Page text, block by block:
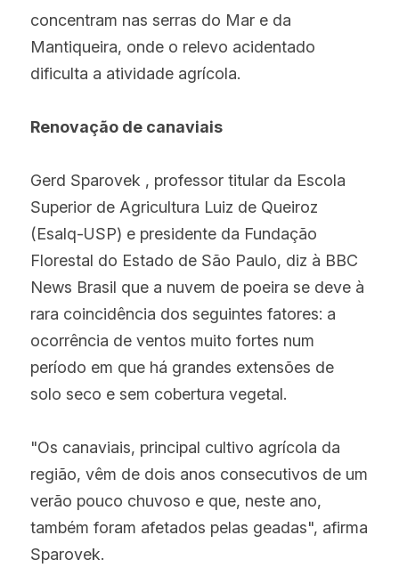
concentram nas serras do Mar e da
Mantiqueira, onde o relevo acidentado
dificulta a atividade agrícola.
Renovação de canaviais
Gerd Sparovek , professor titular da Escola
Superior de Agricultura Luiz de Queiroz
(Esalq-USP) e presidente da Fundação
Florestal do Estado de São Paulo, diz à BBC
News Brasil que a nuvem de poeira se deve à
rara coincidência dos seguintes fatores: a
ocorrência de ventos muito fortes num
período em que há grandes extensões de
solo seco e sem cobertura vegetal.
"Os canaviais, principal cultivo agrícola da
região, vêm de dois anos consecutivos de um
verão pouco chuvoso e que, neste ano,
também foram afetados pelas geadas", afirma
Sparovek.